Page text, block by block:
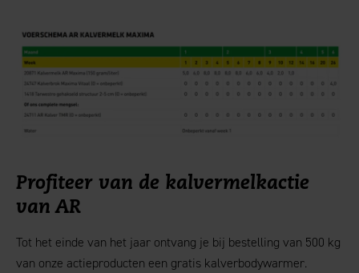
Profiteer van de kalvermelkactie
van AR
Tot het einde van het jaar ontvang je bij bestelling van 500 kg
van onze actieproducten een gratis kalverbodywarmer.